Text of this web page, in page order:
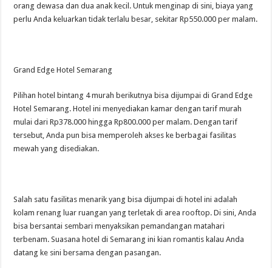
orang dewasa dan dua anak kecil. Untuk menginap di sini, biaya yang
perlu Anda keluarkan tidak terlalu besar, sekitar Rp550.000 per malam.
Grand Edge Hotel Semarang
Pilihan hotel bintang 4 murah berikutnya bisa dijumpai di Grand Edge
Hotel Semarang. Hotel ini menyediakan kamar dengan tarif murah
mulai dari Rp378.000 hingga Rp800.000 per malam. Dengan tarif
tersebut, Anda pun bisa memperoleh akses ke berbagai fasilitas
mewah yang disediakan.
Salah satu fasilitas menarik yang bisa dijumpai di hotel ini adalah
kolam renang luar ruangan yang terletak di area rooftop. Di sini, Anda
bisa bersantai sembari menyaksikan pemandangan matahari
terbenam. Suasana hotel di Semarang ini kian romantis kalau Anda
datang ke sini bersama dengan pasangan.